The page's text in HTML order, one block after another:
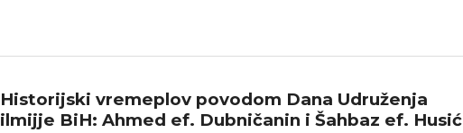
Historijski vremeplov povodom Dana Udruženja
ilmijje BiH: Ahmed ef. Dubničanin i Šahbaz ef. Husić